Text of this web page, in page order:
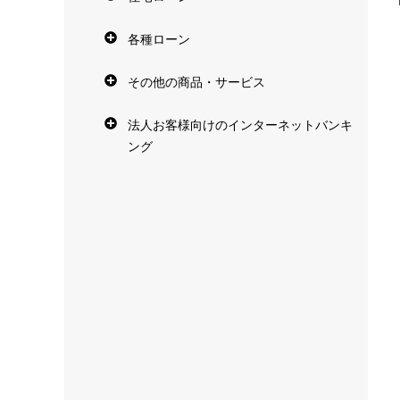
各種ローン
その他の商品・サービス
法人お客様向けのインターネットバンキ
ング